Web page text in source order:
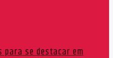
para se destacar em